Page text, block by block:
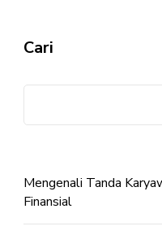
Cari
Mengenali Tanda
Finansial